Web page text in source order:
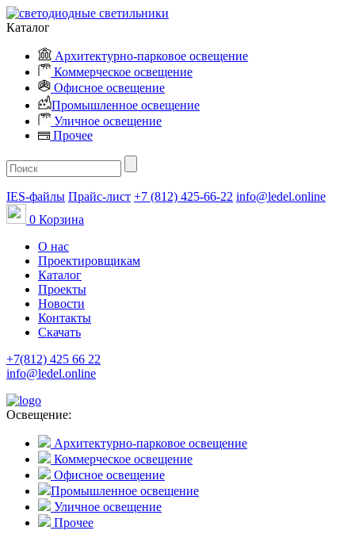
Каталог
Архитектурно-парковое освещение
Коммерческое освещение
Офисное освещение
Промышленное освещение
Уличное освещение
Прочее
IES-файлы Прайс-лист +7 (812) 425-66-22 info@ledel.online
0 Корзина
О нас
Проектировщикам
Каталог
Проекты
Новости
Контакты
Скачать
+7(812) 425 66 22
info@ledel.online
Освещение:
Архитектурно-парковое освещение
Коммерческое освещение
Офисное освещение
Промышленное освещение
Уличное освещение
Прочее